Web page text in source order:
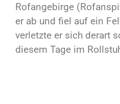
Rofangebirge
er ab und fiel auf ein
verletzte er sich derart
diesem Tage im